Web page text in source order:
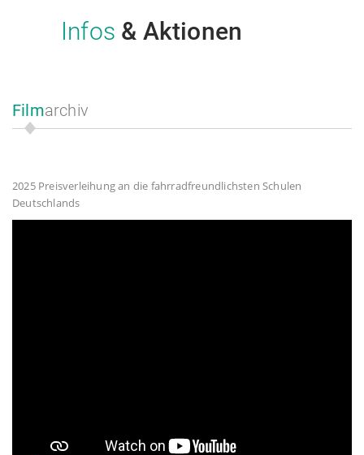
Infos & Aktionen
Filmarchiv
2025 Preisverleihung an die fahrradfreundlichsten Schulen
Deutschlands